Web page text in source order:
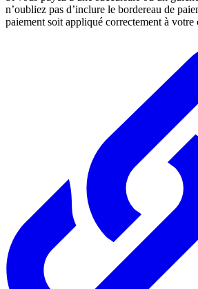
n’oubliez pas d’inclure le bordereau de
paiement soit appliqué correctement à votre